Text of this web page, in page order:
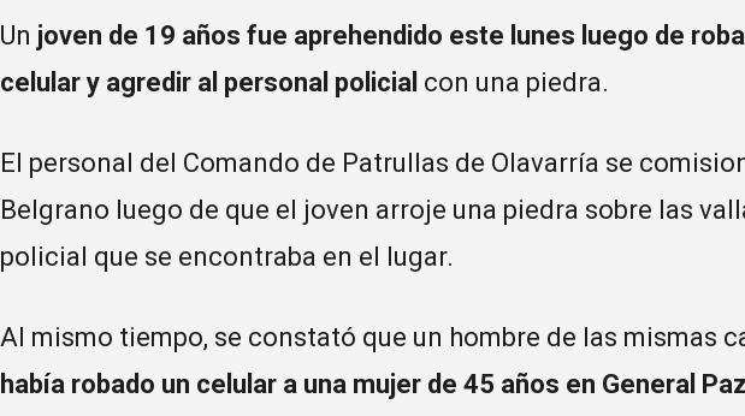
Un joven de 19 años fue aprehendido este lunes luego de
celular y agredir al personal policial con una piedra.
El personal del Comando de Patrullas de Olavarría se
Belgrano luego de que el joven arroje una piedra sobre las
policial que se encontraba en el lugar.
Al mismo tiempo, se constató que un hombre de las mismas
había robado un celular a una mujer de 45 años en General